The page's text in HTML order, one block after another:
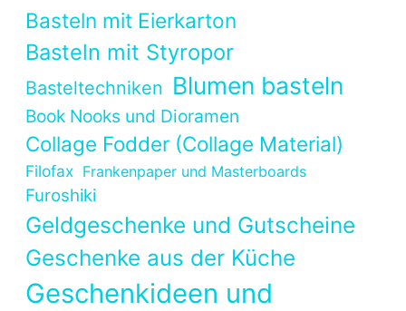
Basteln mit Eierkarton
Basteln mit Styropor
Basteltechniken Blumen basteln
Book Nooks und Dioramen
Collage Fodder (Collage Material)
Filofax Frankenpaper und Masterboards
Furoshiki
Geldgeschenke und Gutscheine
Geschenke aus der Küche
Geschenkideen und